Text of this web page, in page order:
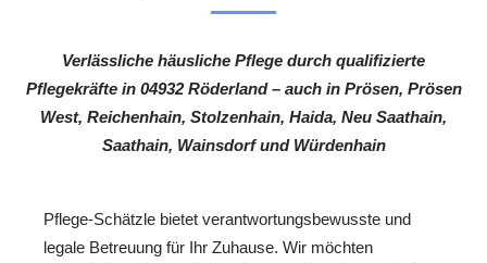
Verlässliche häusliche Pflege durch qualifizierte
Pflegekräfte in 04932 Röderland – auch in Prösen, Prösen
West, Reichenhain, Stolzenhain, Haida, Neu Saathain,
Saathain, Wainsdorf und Würdenhain
Pflege-Schätzle bietet verantwortungsbewusste und
legale Betreuung für Ihr Zuhause. Wir möchten